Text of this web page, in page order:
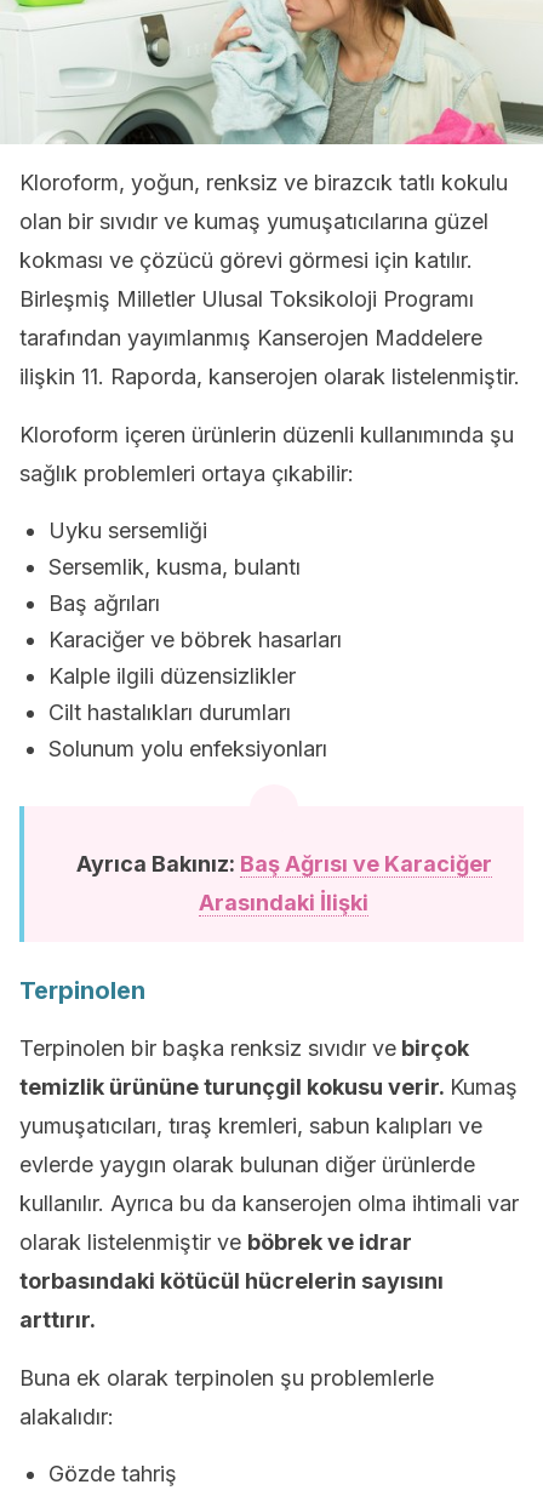
Kloroform, yoğun, renksiz ve birazcık tatlı kokulu
olan bir sıvıdır ve kumaş yumuşatıcılarına güzel
kokması ve çözücü görevi görmesi için katılır.
Birleşmiş Milletler Ulusal Toksikoloji Programı
tarafından yayımlanmış Kanserojen Maddelere
ilişkin 11. Raporda, kanserojen olarak listelenmiştir.
Kloroform içeren ürünlerin düzenli kullanımında şu
sağlık problemleri ortaya çıkabilir:
Uyku sersemliği
Sersemlik, kusma, bulantı
Baş ağrıları
Karaciğer ve böbrek hasarları
Kalple ilgili düzensizlikler
Cilt hastalıkları durumları
Solunum yolu enfeksiyonları
Ayrıca Bakınız: Baş Ağrısı ve Karaciğer
Arasındaki İlişki
Terpinolen
Terpinolen bir başka renksiz sıvıdır ve birçok
temizlik ürününe turunçgil kokusu verir. Kumaş
yumuşatıcıları, tıraş kremleri, sabun kalıpları ve
evlerde yaygın olarak bulunan diğer ürünlerde
kullanılır. Ayrıca bu da kanserojen olma ihtimali var
olarak listelenmiştir ve böbrek ve idrar
torbasındaki kötücül hücrelerin sayısını
arttırır.
Buna ek olarak terpinolen şu problemlerle
alakalıdır:
Gözde tahriş